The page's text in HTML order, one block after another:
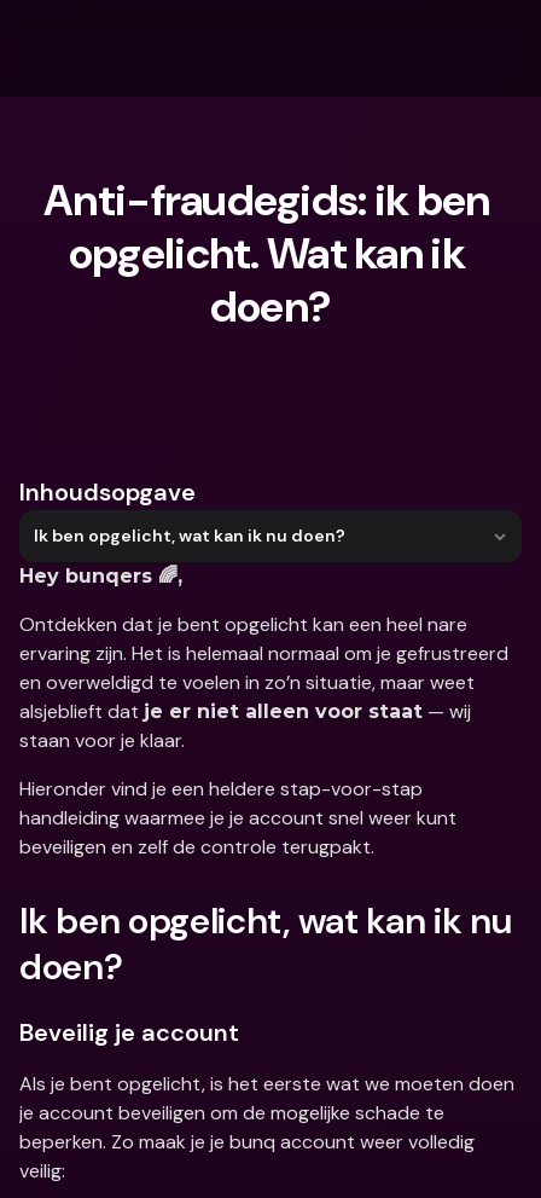
Anti-fraudegids: ik ben
opgelicht. Wat kan ik
doen?
Inhoudsopgave
Ik ben opgelicht, wat kan ik nu doen?
Hey bunqers 🌈,
Ontdekken dat je bent opgelicht kan een heel nare
ervaring zijn. Het is helemaal normaal om je gefrustreerd
en overweldigd te voelen in zo’n situatie, maar weet
alsjeblieft dat je er niet alleen voor staat — wij
staan voor je klaar.
Hieronder vind je een heldere stap-voor-stap
handleiding waarmee je je account snel weer kunt
beveiligen en zelf de controle terugpakt.
Ik ben opgelicht, wat kan ik nu
doen?
Beveilig je account
Als je bent opgelicht, is het eerste wat we moeten doen
je account beveiligen om de mogelijke schade te
beperken. Zo maak je je bunq account weer volledig
veilig: